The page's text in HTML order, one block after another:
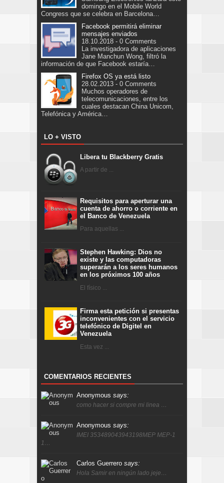
domingo en el Mobile World
Congress que se celebra en Barcelona…
Facebook permitirá eliminar
mensajes enviados
18.10.2018 - 0 Comments
La investigadora de aplicaciones
Jane Manchun Wong, filtró la
información de que Facebook estaría…
Firefox OS ya está listo
28.02.2013 - 0 Comments
Muchos operadores de
telecomunicaciones, entre los
cuales destacan China Unicom,
Telefónica y América…
LO + VISTO
Libera tu Blackberry Gratis
A partir de ...
Requisitos para aperturar una
cuenta de ahorro o corriente en
el Banco de Venezuela
Para aquellas ...
Stephen Hawking: Dios no
existe y las computadoras
superarán a los seres humanos
en los próximos 100 años
El físico ...
Firma esta petición si presentas
inconvenientes con el servicio
telefónico de Digitel en
Venezuela
Esta vez ...
COMENTARIOS RECIENTES
Anonymous says:
como hacer si compre mi linea …
Anonymous says:
IMEI 353489043943198MEP MEP-1
1…
Carlos Guerrero says:
Hola Samir en ningún lado jeje…